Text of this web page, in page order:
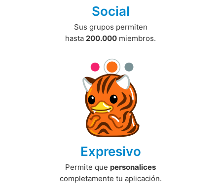
Social
Sus grupos permiten
hasta 200.000 miembros.
Expresivo
Permite que personalices
completamente tu aplicación.